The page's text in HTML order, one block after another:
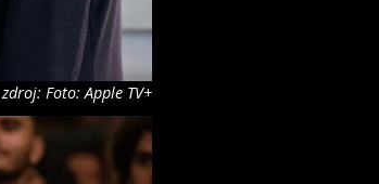
zdroj: Foto: Apple TV+